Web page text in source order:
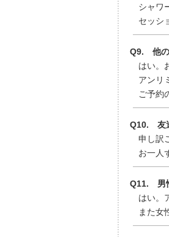
シャワ
セッシ
Q9. 他の
はい。
アンリ
ご予約
Q10. 友
申し訳
お一人
Q11. 男
はい。
また女